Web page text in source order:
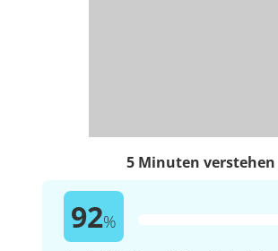
5 Minuten verstehen
92%